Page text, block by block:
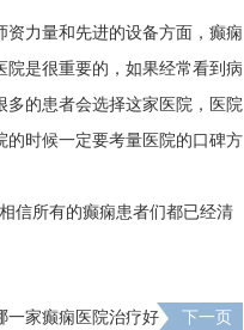
力量和先进的设备方面，癫痫
是很重要的，如果经常看到病
多的患者会选择这家医院，医院
的时候一定要考量医院的口碑方
信所有的癫痫患者们都已经清
一家癫痫医院治疗好 下一页